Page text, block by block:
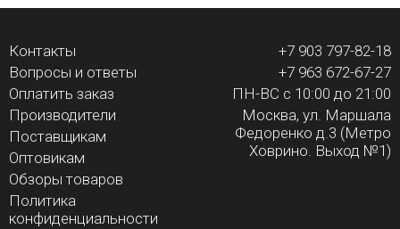
Контакты
Вопросы и ответы
Оплатить заказ
Производители
Поставщикам
Оптовикам
Обзоры товаров
Политика
конфиденциальности
+7 903 797-82-18
+7 963 672-67-27
ПН-ВС с 10:00 до 21:00
Москва, ул. Маршала
Федоренко д.3 (Метро
Ховрино. Выход №1)